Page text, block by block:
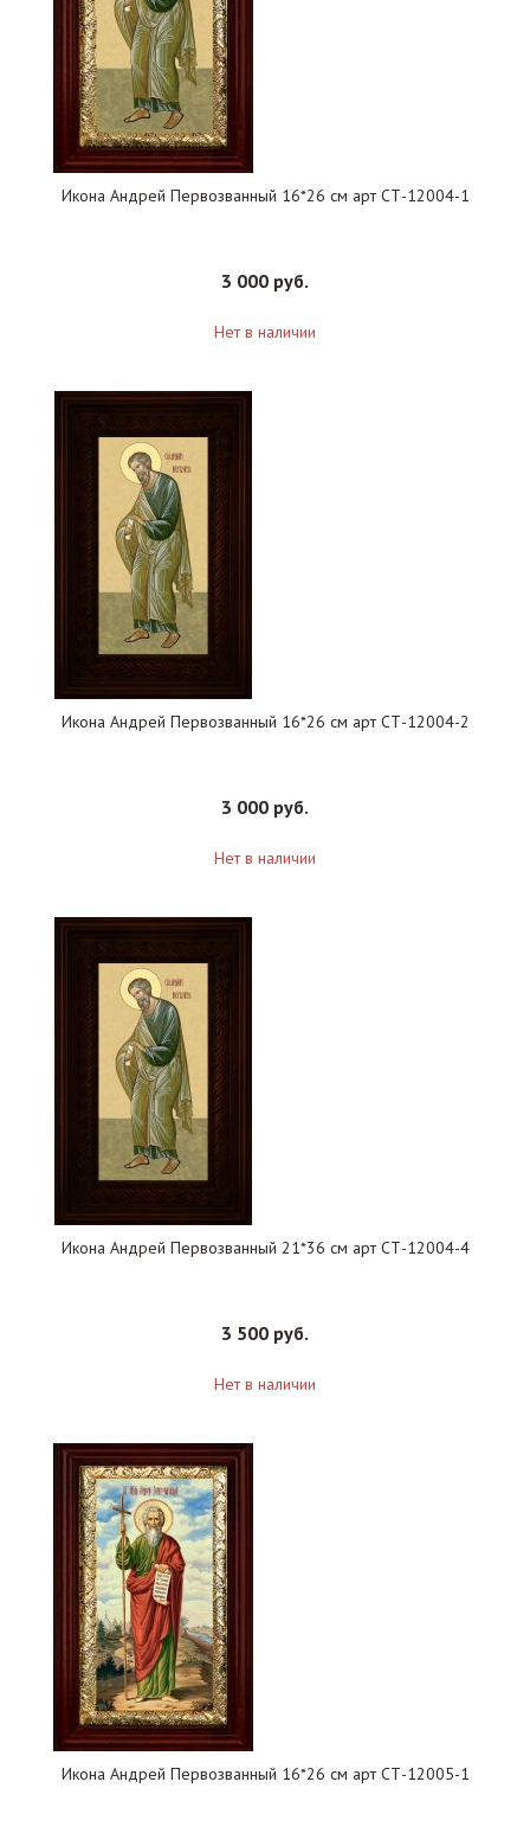
Икона Андрей Первозванный 16*26 см арт СТ-12004-1
3 000 руб.
Нет в наличии
Икона Андрей Первозванный 16*26 см арт СТ-12004-2
3 000 руб.
Нет в наличии
Икона Андрей Первозванный 21*36 см арт СТ-12004-4
3 500 руб.
Нет в наличии
Икона Андрей Первозванный 16*26 см арт СТ-12005-1